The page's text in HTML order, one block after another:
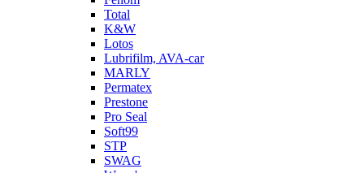
Total
K&W
Lotos
Lubrifilm, AVA-car
MARLY
Permatex
Prestone
Pro Seal
Soft99
STP
SWAG